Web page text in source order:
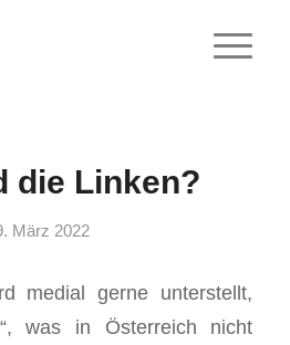
die Linken?
März 2022
medial gerne unterstellt,
was in Österreich nicht